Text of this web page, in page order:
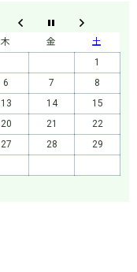
木 金
土
1
6 7
8
13 14
15
20 21
22
27 28
29